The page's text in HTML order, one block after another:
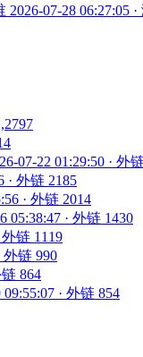
2026-07-28 06:27:05
07-22 01:29:50 · 外
· 外链 2185
· 外链 2014
05:38:47 · 外链 1430
外链 1119
外链 990
链 864
09:55:07 · 外链 854